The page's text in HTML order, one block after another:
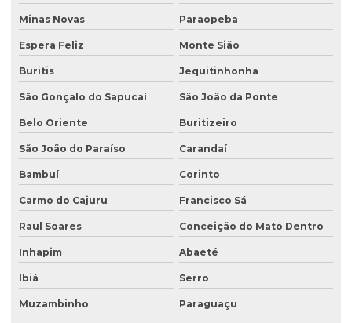
Licenciamento ambiental de oficina mecânica
Licenciamento ambiental para postos de combustíveis
Licenciamento ambiental de rodovias
Licenciamento ambiental trifásico
Licenciamento ambiental em unidades de conservação
Licenciamento ambiental urbano
Monitoramento de efluentes
Monitoramento de efluentes líquidos
Passivo ambiental investigação detalhada
Perfuração de poço de monitoramento
Plano de monitoramento de efluentes
Minas Novas Paraopeba
Espera Feliz Monte Sião
Buritis Jequitinhonha
São Gonçalo do Sapucaí São João da Ponte
Belo Oriente Buritizeiro
São João do Paraíso Carandaí
Bambuí Corinto
Carmo do Cajuru Francisco Sá
Raul Soares Conceição do Mato Dentro
Inhapim Abaeté
Ibiá Serro
Muzambinho Paraguaçu